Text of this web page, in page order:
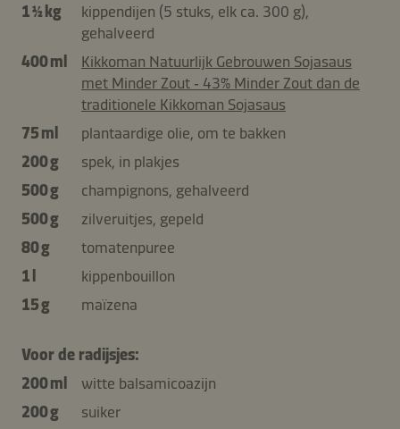
1 ½ kg
kippendijen (5 stuks, elk ca. 300 g),
gehalveerd
400 ml
Kikkoman Natuurlijk Gebrouwen Sojasaus
met Minder Zout ‑ 43% Minder Zout dan de
traditionele Kikkoman Sojasaus
75 ml
plantaardige olie, om te bakken
200 g
spek, in plakjes
500 g
champignons, gehalveerd
500 g
zilveruitjes, gepeld
80 g
tomatenpuree
1 l
kippenbouillon
15 g
maïzena
Voor de radijsjes:
200 ml
witte balsamicoazijn
200 g
suiker